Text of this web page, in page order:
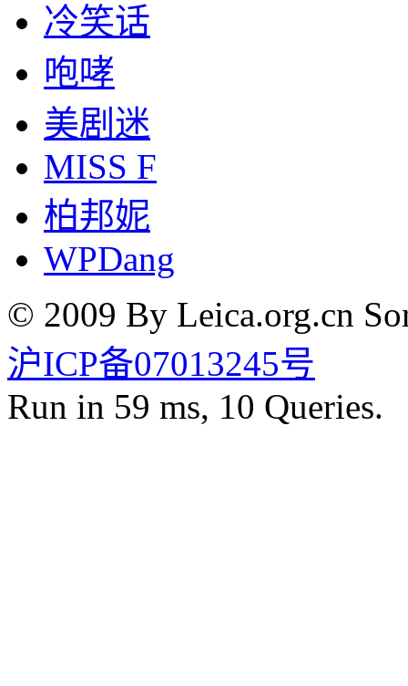
冷笑话
咆哮
美剧迷
MISS F
柏邦妮
WPDang
© 2009 By Leica.org.cn
沪ICP备07013245号
Run in 59 ms, 10 Queries.